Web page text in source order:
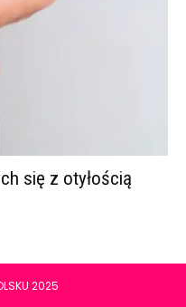
się z otyłością
2025